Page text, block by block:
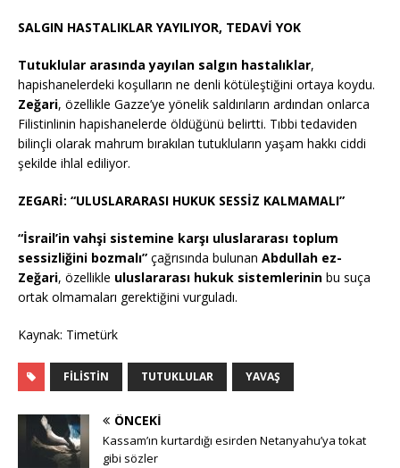
SALGIN HASTALIKLAR YAYILIYOR, TEDAVİ YOK
Tutuklular arasında yayılan salgın hastalıklar,
hapishanelerdeki koşulların ne denli kötüleştiğini ortaya koydu.
Zeğari, özellikle Gazze’ye yönelik saldırıların ardından onlarca
Filistinlinin hapishanelerde öldüğünü belirtti. Tıbbi tedaviden
bilinçli olarak mahrum bırakılan tutukluların yaşam hakkı ciddi
şekilde ihlal ediliyor.
ZEGARİ: “ULUSLARARASI HUKUK SESSİZ KALMAMALI”
“İsrail’in vahşi sistemine karşı uluslararası toplum
sessizliğini bozmalı” çağrısında bulunan Abdullah ez-
Zeğari, özellikle uluslararası hukuk sistemlerinin bu suça
ortak olmamaları gerektiğini vurguladı.
Kaynak: Timetürk
FILISTIN TUTUKLULAR YAVAŞ
ÖNCEKI
Kassam’ın kurtardığı esirden Netanyahu’ya tokat
gibi sözler